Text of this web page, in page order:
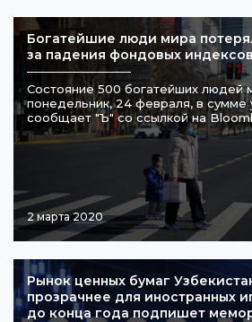
Богатейшие люди мира
за падения фондовых индексов
Состояние 500 богатейших людей
понедельник, 24 февраля, в сумме
сообщает "Ъ" со ссылкой на
2 марта 2020
Рынок ценных бумаг
прозрачнее для иностранных
до конца года подпишет